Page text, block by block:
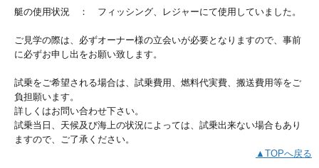
艇の使用状況 ： フィッシング、レジャーにて使用していました。
ご見学の際は、必ずオーナー様の立会いが必要となりますので、事前
に必ずお申し出をお願い致します。
試乗をご希望される場合は、試乗費用、燃料代実費、搬送費用等をご
負担願います。
詳しくはお問い合わせ下さい。
試乗当日、天候及び海上の状況によっては、試乗出来ない場合もあり
ますので、ご了承ください。
▲TOPへ戻る